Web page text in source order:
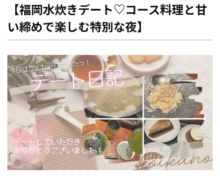
【福岡水炊きデート♡コース料理と甘
い締めで楽しむ特別な夜】